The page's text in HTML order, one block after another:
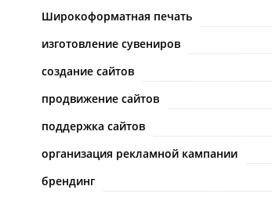
Широкоформатная печать
изготовление сувениров
создание сайтов
продвижение сайтов
поддержка сайтов
организация рекламной кампании
брендинг